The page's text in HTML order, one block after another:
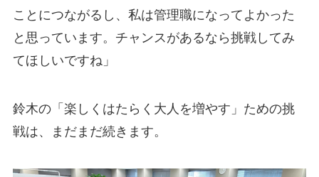
ことにつながるし、私は管理職になってよかった
と思っています。チャンスがあるなら挑戦してみ
てほしいですね」
鈴木の「楽しくはたらく大人を増やす」ための挑
戦は、まだまだ続きます。